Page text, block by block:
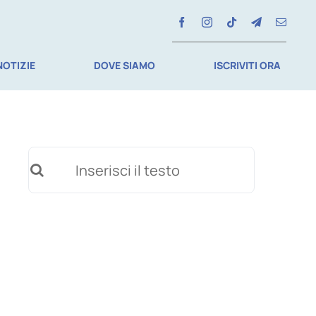
DOVE SIAMO ISCRIVITI ORA
per: